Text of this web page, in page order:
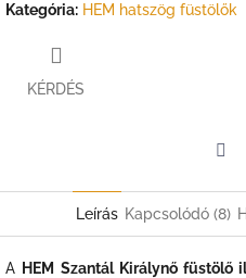
Kategória: HEM hatszög füstölők
KÉRDÉS
Leírás Kapcsolódó (8)
A HEM Szantál Királynő füstölő